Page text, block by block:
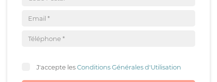
J'accepte lesConditions Générales d'Utilisation